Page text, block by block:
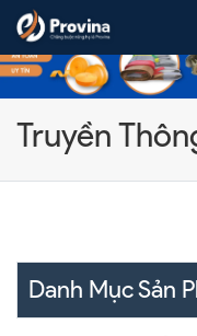
Skip to content
Truyền
Danh Mục Sản